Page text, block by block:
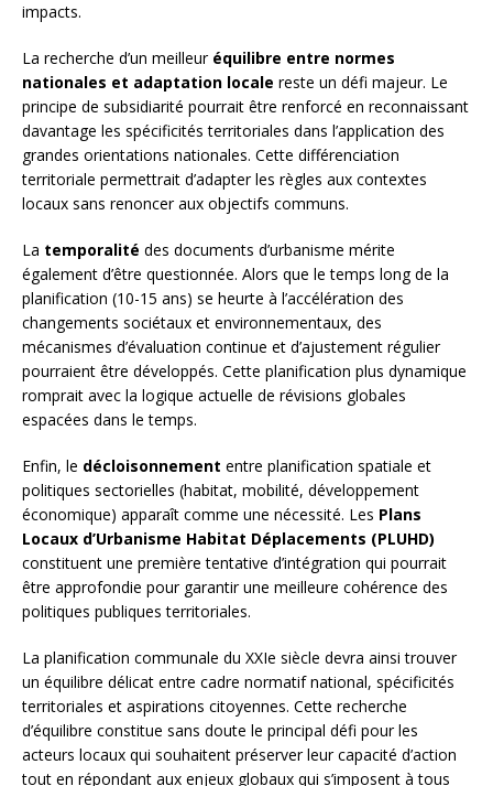
impacts.
La recherche d’un meilleur équilibre entre normes
nationales et adaptation locale reste un défi majeur. Le
principe de subsidiarité pourrait être renforcé en reconnaissant
davantage les spécificités territoriales dans l’application des
grandes orientations nationales. Cette différenciation
territoriale permettrait d’adapter les règles aux contextes
locaux sans renoncer aux objectifs communs.
La temporalité des documents d’urbanisme mérite
également d’être questionnée. Alors que le temps long de la
planification (10-15 ans) se heurte à l’accélération des
changements sociétaux et environnementaux, des
mécanismes d’évaluation continue et d’ajustement régulier
pourraient être développés. Cette planification plus dynamique
romprait avec la logique actuelle de révisions globales
espacées dans le temps.
Enfin, le décloisonnement entre planification spatiale et
politiques sectorielles (habitat, mobilité, développement
économique) apparaît comme une nécessité. Les Plans
Locaux d’Urbanisme Habitat Déplacements (PLUHD)
constituent une première tentative d’intégration qui pourrait
être approfondie pour garantir une meilleure cohérence des
politiques publiques territoriales.
La planification communale du XXIe siècle devra ainsi trouver
un équilibre délicat entre cadre normatif national, spécificités
territoriales et aspirations citoyennes. Cette recherche
d’équilibre constitue sans doute le principal défi pour les
acteurs locaux qui souhaitent préserver leur capacité d’action
tout en répondant aux enjeux globaux qui s’imposent à tous